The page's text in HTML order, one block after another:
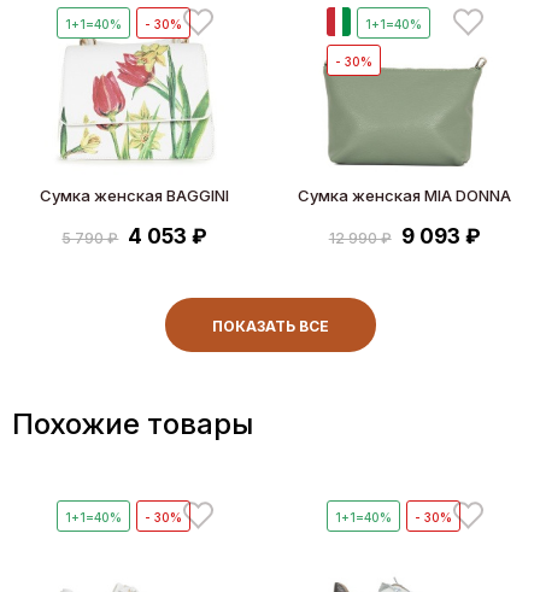
1+1=40% - 30%
Сумка женская BAGGINI
5 790 ₽ 4 053 ₽
1+1=40%
- 30%
Сумка женская MIA DONNA
12 990 ₽ 9 093 ₽
ПОКАЗАТЬ ВСЕ
Похожие товары
1+1=40% - 30% 1+1=40% - 30%